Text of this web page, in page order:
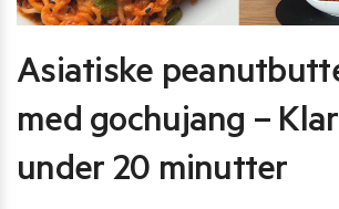
Asiatiske
med gochujang –
under 20 minutter